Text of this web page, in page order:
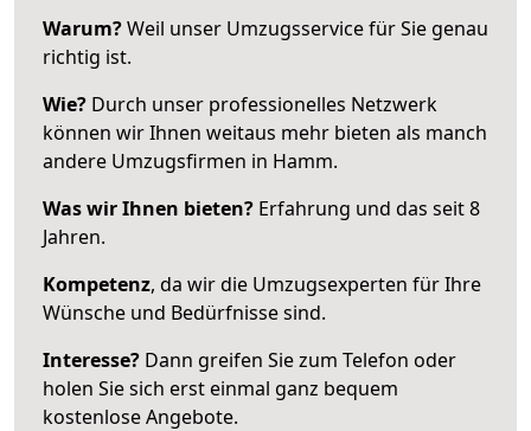
Warum?Weil unser Umzugsservice für Sie genau
richtig ist.
Wie? Durch unser professionelles Netzwerk
können wir Ihnen weitaus mehr bieten als manch
andere Umzugsfirmen in Hamm.
Was wir Ihnen bieten? Erfahrung und das seit 8
Jahren.
Kompetenz, da wir die Umzugsexperten für Ihre
Wünsche und Bedürfnisse sind.
Interesse? Dann greifen Sie zum Telefon oder
holen Sie sich erst einmal ganz bequem
kostenlose Angebote.